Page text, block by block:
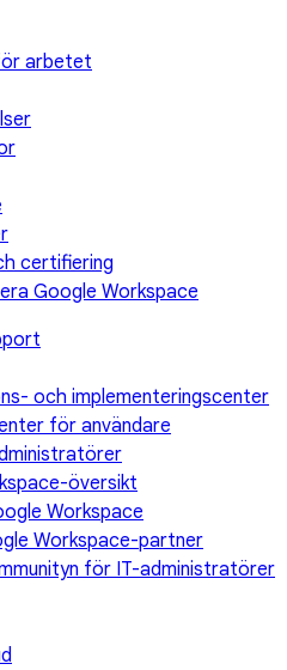
arbetet
certifiering
Google Workspace
och implementeringscenter
för användare
översikt
Workspace
Workspace-partner
för IT-administratörer